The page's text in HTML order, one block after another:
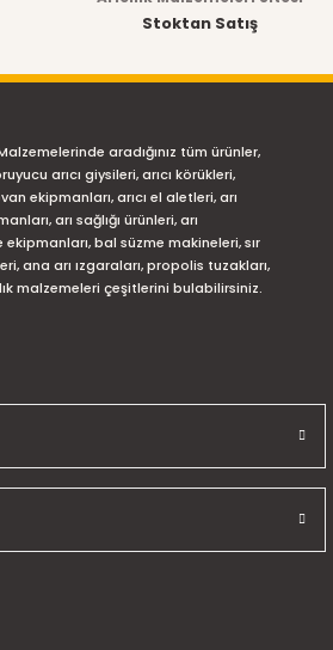
Stoktan Satış
aradığınız tüm ürünler,
arıcı giysileri, arıcı körükleri,
ekipmanları, arıcı el aletleri, arı
arı sağlığı ürünleri, arı
bal süzme makineleri, sır
ana arı ızgaraları, propolis tuzakları,
malzemeleri çeşitlerini bulabilirsiniz.